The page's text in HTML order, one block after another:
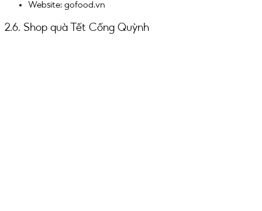
Website: gofood.vn
2.6. Shop quà Tết Cống Quỳnh